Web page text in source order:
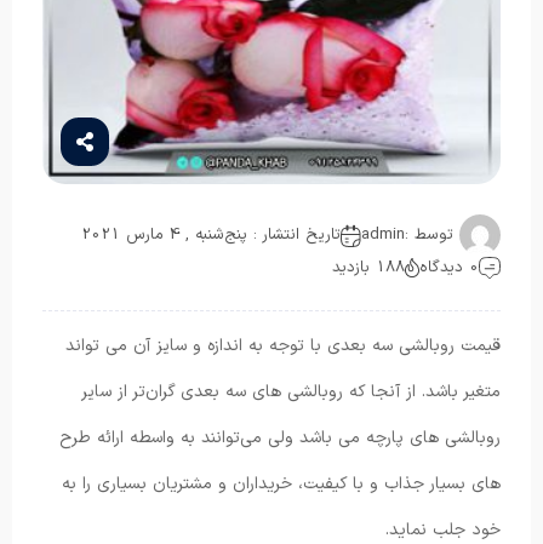
توسط :admin
تاریخ انتشار : پنج‌شنبه , 4 مارس 2021
0 دیدگاه
188 بازدید
قیمت روبالشی سه بعدی با توجه به اندازه و سایز آن می تواند
متغیر باشد. از آنجا که روبالشی های سه بعدی گران‌تر از سایر
روبالشی های پارچه می باشد ولی می‌توانند به واسطه ارائه طرح
های بسیار جذاب و با کیفیت، خریداران و مشتریان بسیاری را به
خود جلب نماید.